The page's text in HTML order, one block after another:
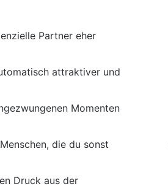
Partner eher
attraktiver und
Momenten
die du sonst
Druck aus der